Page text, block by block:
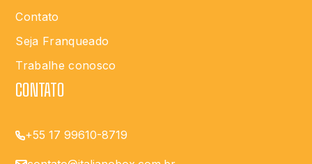
Contato
Seja Franqueado
Trabalhe conosco
CONTATO
+55 17 99610-8719